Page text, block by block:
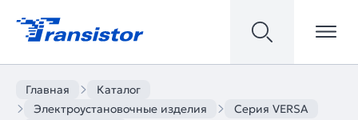
Главная
Каталог
Электроустановочные изделия
Серия VERSA